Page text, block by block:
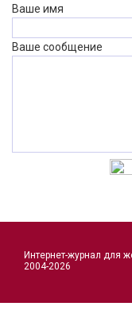
Ваше имя
Ваше сообщение
Интернет-журнал для
2004-2026